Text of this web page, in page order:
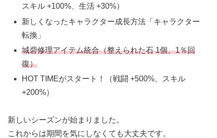
スキル +100%、生活 +30%）
新しくなったキャラクター成長方法「キャラクター
転換」
城砦修理アイテム統合（整えられた石 1個、1％回
復）
HOT TIMEがスタート！（戦闘 +500%、スキル
+200%）
新しいシーズンが始まりました。
これからは期間を気にしなくても大丈夫です。